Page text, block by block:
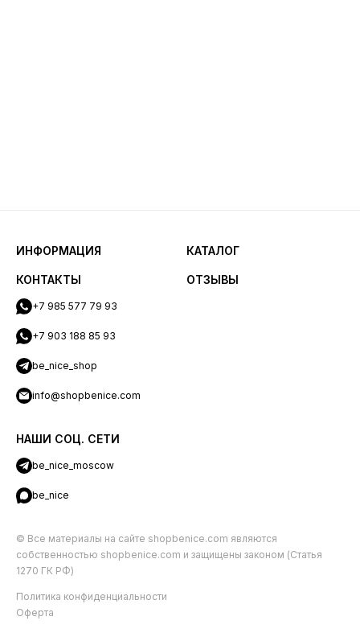
ИНФОРМАЦИЯ КАТАЛОГ
КОНТАКТЫ
+7 985 577 79 93
+7 903 188 85 93
be_nice_shop
info@shopbenice.com
НАШИ СОЦ. СЕТИ
be_nice_moscow
be_nice
ОТЗЫВЫ
© Все материалы на сайте shopbenice.com являются
собственностью shopbenice.com и защищены законом (Статья
1270 ГК РФ)
Политика конфиденциальности
Оферта